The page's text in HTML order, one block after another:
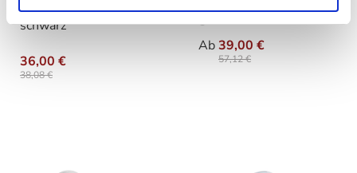
Glasduschabtrennung
schwarz
36,00 €
38,08 €
Ab39,00 €
57,12 €
Ausführung